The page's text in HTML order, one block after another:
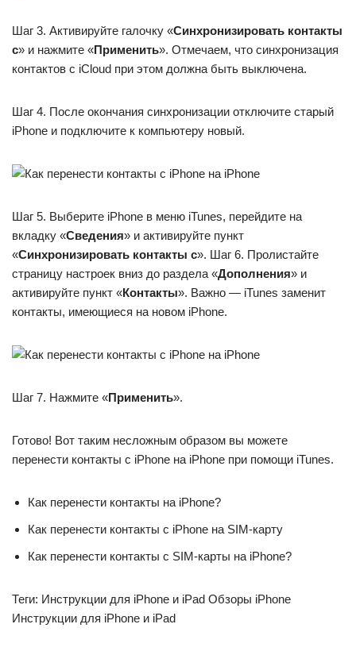
Шаг 3. Активируйте галочку «Синхронизировать контакты
с» и нажмите «Применить». Отмечаем, что синхронизация
контактов с iCloud при этом должна быть выключена.
Шаг 4. После окончания синхронизации отключите старый
iPhone и подключите к компьютеру новый.
Шаг 5. Выберите iPhone в меню iTunes, перейдите на
вкладку «Сведения» и активируйте пункт
«Синхронизировать контакты с». Шаг 6. Пролистайте
страницу настроек вниз до раздела «Дополнения» и
активируйте пункт «Контакты». Важно — iTunes заменит
контакты, имеющиеся на новом iPhone.
Шаг 7. Нажмите «Применить».
Готово! Вот таким несложным образом вы можете
перенести контакты с iPhone на iPhone при помощи iTunes.
Как перенести контакты на iPhone?
Как перенести контакты с iPhone на SIM-карту
Как перенести контакты с SIM-карты на iPhone?
Теги: Инструкции для iPhone и iPad Обзоры iPhone
Инструкции для iPhone и iPad